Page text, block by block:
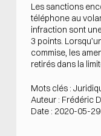
Les sanctions
téléphone au
infraction sont
3 points.
commise, les
retirés dans la
Mots clés :
Auteur : Frédéric
Date : 2020-05-